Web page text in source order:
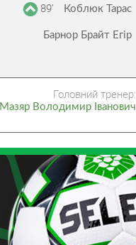
89’ Коблюк Тарас
Барнор Брайт Егір
Головний тренер:
Мазяр Володимир Іванович